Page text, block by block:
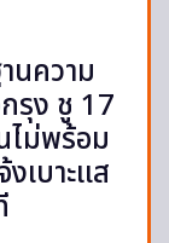
นความ
รุง ชู 17
ไม่พร้อม
เบาะแส